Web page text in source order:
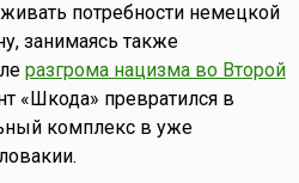
потребности немецкой
занимаясь также
разгрома нацизма во Второй
«Шкода» превратился в
комплекс в уже